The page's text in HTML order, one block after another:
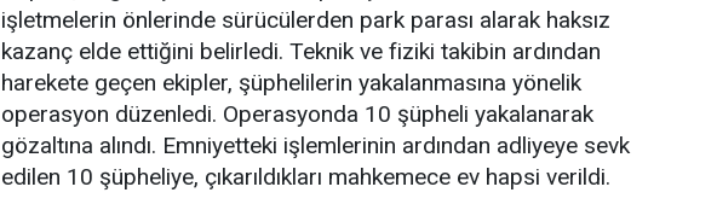
işletmelerin önlerinde sürücülerden park parası alarak haksız
kazanç elde ettiğini belirledi. Teknik ve fiziki takibin ardından
harekete geçen ekipler, şüphelilerin yakalanmasına yönelik
operasyon düzenledi. Operasyonda 10 şüpheli yakalanarak
gözaltına alındı. Emniyetteki işlemlerinin ardından adliyeye sevk
edilen 10 şüpheliye, çıkarıldıkları mahkemece ev hapsi verildi.